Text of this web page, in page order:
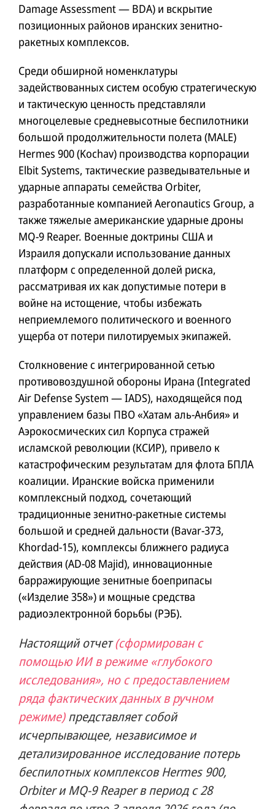
Damage Assessment — BDA) и вскрытие
позиционных районов иранских зенитно-
ракетных комплексов.
Среди обширной номенклатуры
задействованных систем особую стратегическую
и тактическую ценность представляли
многоцелевые средневысотные беспилотники
большой продолжительности полета (MALE)
Hermes 900 (Kochav) производства корпорации
Elbit Systems, тактические разведывательные и
ударные аппараты семейства Orbiter,
разработанные компанией Aeronautics Group, а
также тяжелые американские ударные дроны
MQ-9 Reaper. Военные доктрины США и
Израиля допускали использование данных
платформ с определенной долей риска,
рассматривая их как допустимые потери в
войне на истощение, чтобы избежать
неприемлемого политического и военного
ущерба от потери пилотируемых экипажей.
Столкновение с интегрированной сетью
противовоздушной обороны Ирана (Integrated
Air Defense System — IADS), находящейся под
управлением базы ПВО «Хатам аль-Анбия» и
Аэрокосмических сил Корпуса стражей
исламской революции (КСИР), привело к
катастрофическим результатам для флота БПЛА
коалиции. Иранские войска применили
комплексный подход, сочетающий
традиционные зенитно-ракетные системы
большой и средней дальности (Bavar-373,
Khordad-15), комплексы ближнего радиуса
действия (AD-08 Majid), инновационные
барражирующие зенитные боеприпасы
(«Изделие 358») и мощные средства
радиоэлектронной борьбы (РЭБ).
Настоящий отчет(сформирован с
помощью ИИ в режиме «глубокого
исследования», но с предоставлением
ряда фактических данных в ручном
режиме)представляет собой
исчерпывающее, независимое и
детализированное исследование потерь
беспилотных комплексов Hermes 900,
Orbiter и MQ-9 Reaper в период с 28